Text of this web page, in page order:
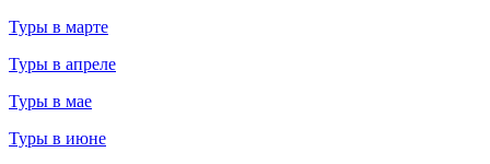
Туры в марте
Туры в апреле
Туры в мае
Туры в июне